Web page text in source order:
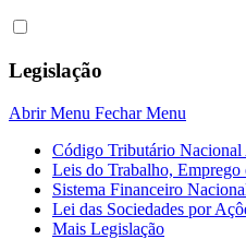
Legislação
Abrir Menu Fechar Menu
Código Tributário Nacional
Leis do Trabalho, Emprego
Sistema Financeiro
Lei das Sociedades por
Mais Legislação